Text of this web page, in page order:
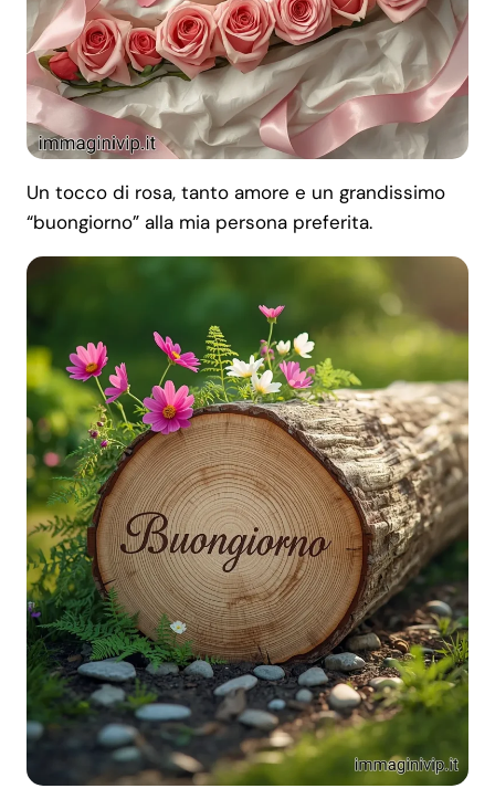
Un tocco di rosa, tanto amore e un grandissimo
“buongiorno” alla mia persona preferita.